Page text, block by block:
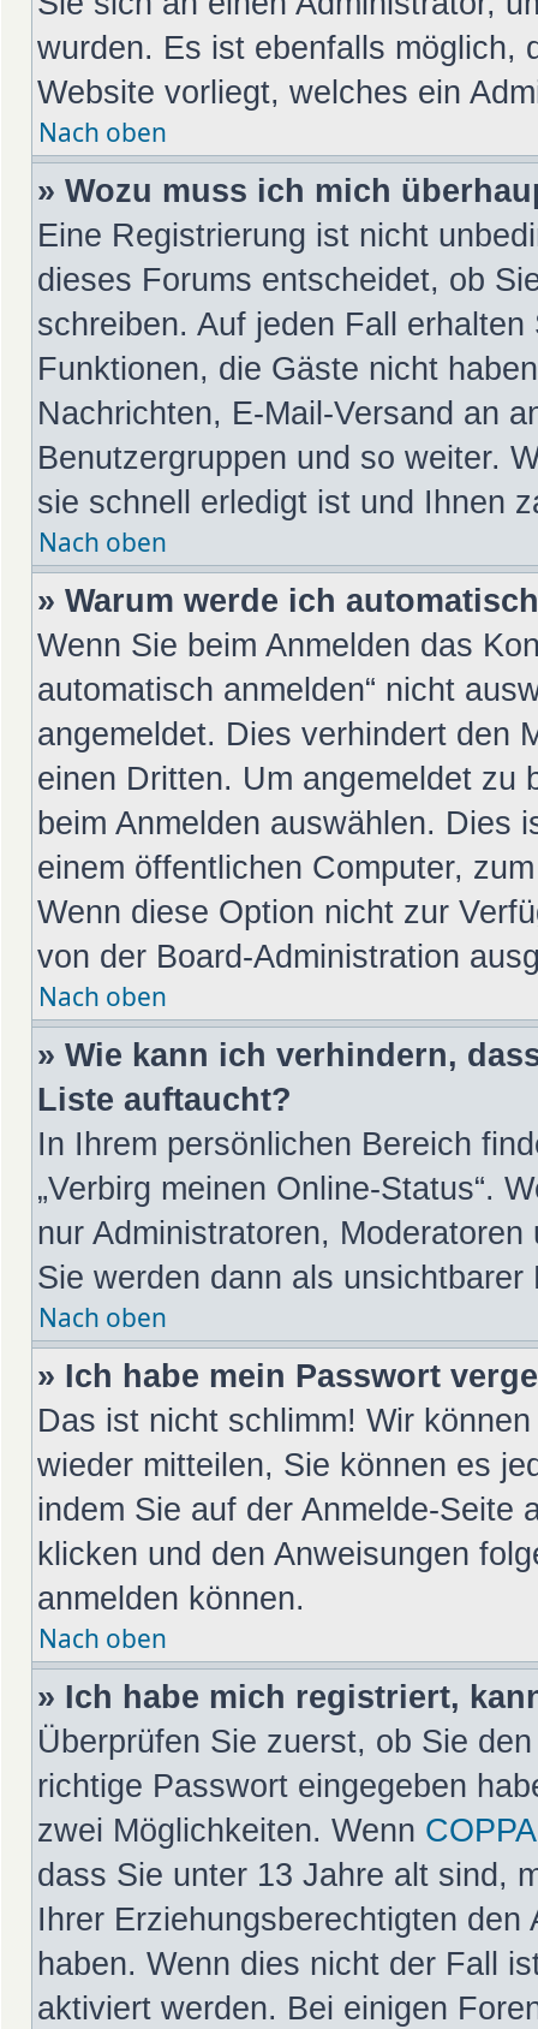
wurden. Es ist ebenfalls möglich,
Website vorliegt, welches ein
Nach oben
» Wozu muss ich mich
Eine Registrierung ist nicht
dieses Forums entscheidet, ob
schreiben. Auf jeden Fall
Funktionen, die Gäste nicht
Nachrichten, E-Mail-Versand an
Benutzergruppen und so weiter.
sie schnell erledigt ist und Ihnen
Nach oben
» Warum werde ich
Wenn Sie beim Anmelden das
automatisch anmelden“ nicht
angemeldet. Dies verhindert den
einen Dritten. Um angemeldet zu
beim Anmelden auswählen. Dies
einem öffentlichen Computer,
Wenn diese Option nicht zur
von der Board-Administration
Nach oben
» Wie kann ich verhindern,
Liste auftaucht?
In Ihrem persönlichen Bereich
„Verbirg meinen Online-Status“.
nur Administratoren,
Sie werden dann als unsichtbarer
Nach oben
» Ich habe mein Passwort
Das ist nicht schlimm! Wir
wieder mitteilen, Sie können es
indem Sie auf der Anmelde-Seite
klicken und den Anweisungen
anmelden können.
Nach oben
» Ich habe mich registriert,
Überprüfen Sie zuerst, ob Sie
richtige Passwort eingegeben
zwei Möglichkeiten. Wenn COPPA
dass Sie unter 13 Jahre alt sind,
Ihrer Erziehungsberechtigten
haben. Wenn dies nicht der Fall
aktiviert werden. Bei einigen